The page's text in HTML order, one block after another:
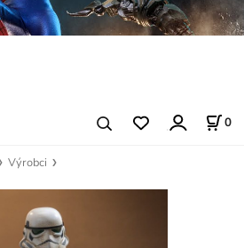
0
Výrobci